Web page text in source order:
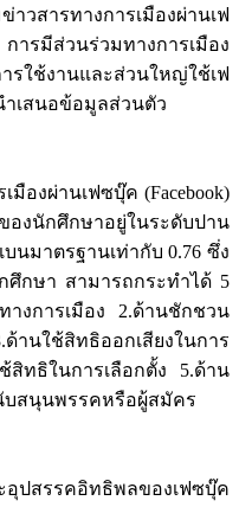
ารทางการเมืองผ่านเฟ
ารมีส่วนร่วมทางการเมือง
รใช้งานและส่วนใหญ่ใช้เฟ
ำเสนอข้อมูลส่วนตัว
นเฟซบุ๊ค (Facebook)
องนักศึกษาอยู่ในระดับปาน
บนมาตรฐานเท่ากับ 0.76 ซึ่ง
ศึกษา สามารถกระทำได้ 5
างการเมือง 2.ด้านชักชวน
นใช้สิทธิออกเสียงในการ
สิทธิในการเลือกตั้ง
5.ด้าน
สนุนพรรคหรือผู้สมัคร
ปสรรคอิทธิพลของเฟซบุ๊ค